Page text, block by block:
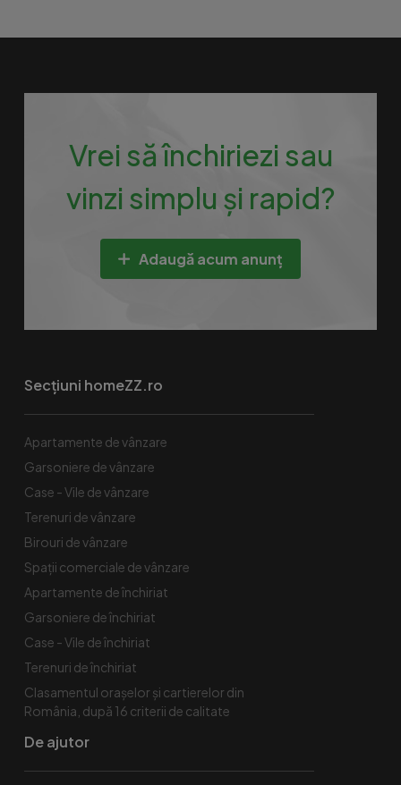
Vrei să închiriezi sau
vinzi simplu și rapid?
Adaugă acum anunț
Secțiuni homeZZ.ro
Apartamente de vânzare
Garsoniere de vânzare
Case - Vile de vânzare
Terenuri de vânzare
Birouri de vânzare
Spaţii comerciale de vânzare
Apartamente de închiriat
Garsoniere de închiriat
Case - Vile de închiriat
Terenuri de închiriat
Clasamentul orașelor și cartierelor din
România, după 16 criterii de calitate
De ajutor